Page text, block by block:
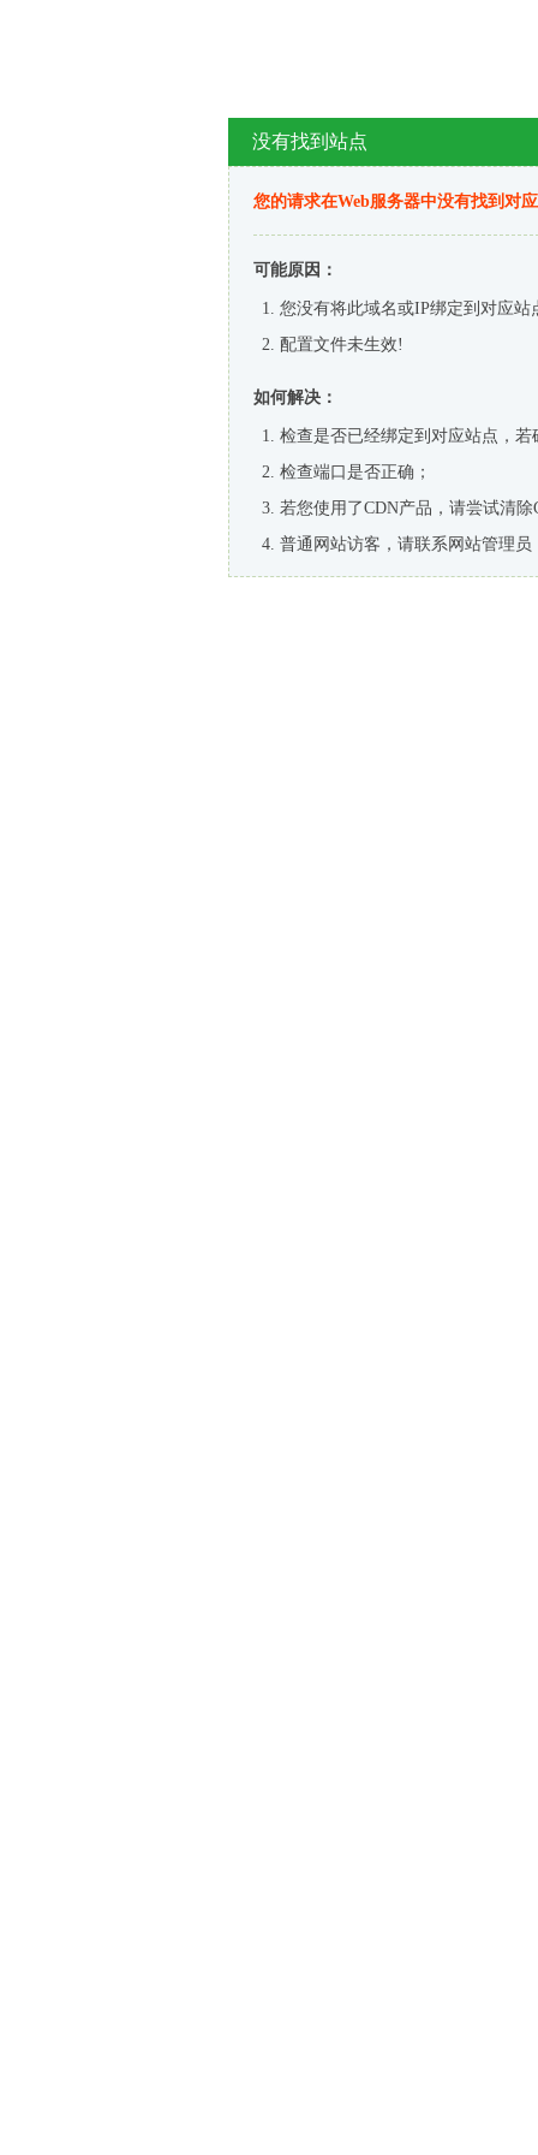
没有找到站点
您的请求在Web服务器中没有找到对
可能原因：
您没有将此域名或IP绑定到对应站
配置文件未生效!
如何解决：
检查是否已经绑定到对应站点，
检查端口是否正确；
若您使用了CDN产品，请尝试清除
普通网站访客，请联系网站管理员